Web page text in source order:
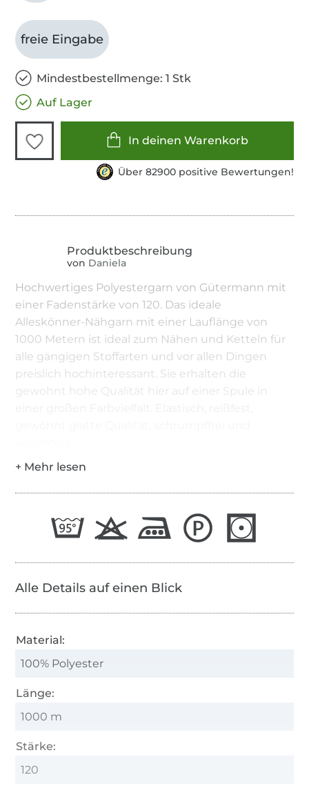
freie Eingabe
Mindestbestellmenge: 1 Stk
Auf Lager
In deinen Warenkorb
Über 82900 positive Bewertungen!
von Daniela
Hochwertiges Polyestergarn von Gütermann mit
einer Fadenstärke von 120. Das ideale
Alleskönner-Nähgarn mit einer Lauflänge von
1000 Metern ist ideal zum Nähen und Ketteln für
alle gängigen Stoffarten und vor allen Dingen
preislich hochinteressant. Sie erhalten die
gewohnt hohe Qualität hier auf einer Spule in
Alle Details auf einen Blick
Material:
100% Polyester
Länge:
1000 m
Stärke:
120